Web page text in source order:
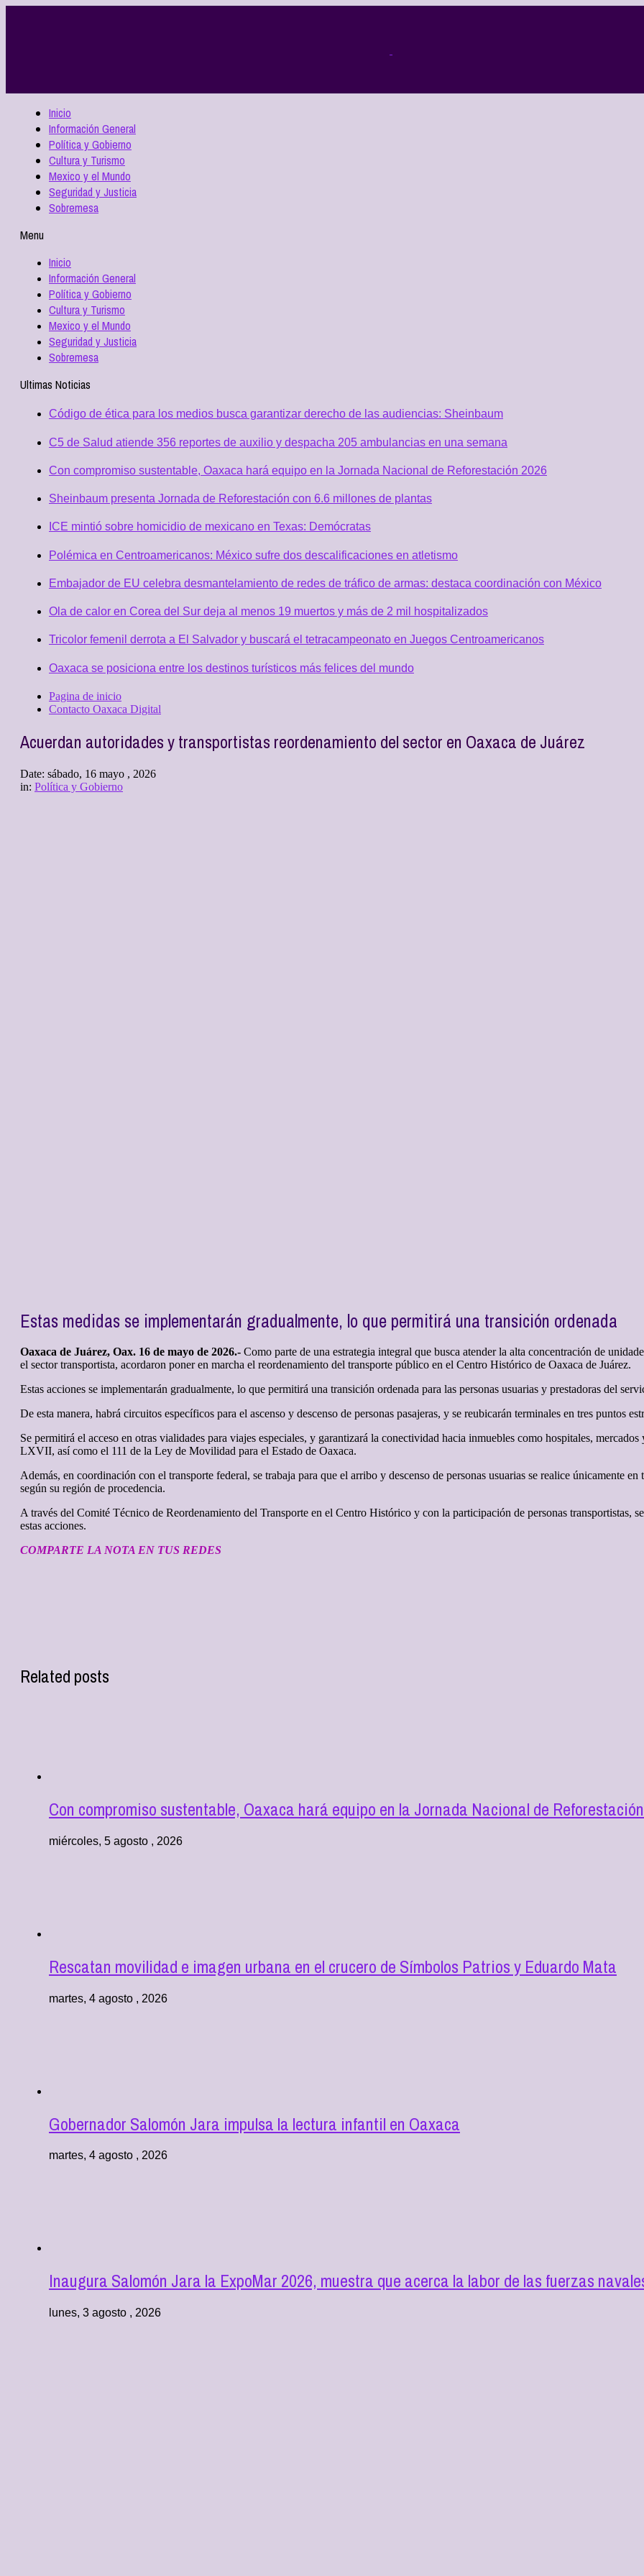
Inicio
Información General
Política y Gobierno
Cultura y Turismo
Mexico y el Mundo
Seguridad y Justicia
Sobremesa
Menu
Inicio
Información General
Política y Gobierno
Cultura y Turismo
Mexico y el Mundo
Seguridad y Justicia
Sobremesa
Ultimas Noticias
Código de ética para los medios busca garantizar derecho de las audiencias: Sheinbaum
C5 de Salud atiende 356 reportes de auxilio y despacha 205 ambulancias en una semana
Con compromiso sustentable, Oaxaca hará equipo en la Jornada Nacional de Reforestación 2026
Sheinbaum presenta Jornada de Reforestación con 6.6 millones de plantas
ICE mintió sobre homicidio de mexicano en Texas: Demócratas
Polémica en Centroamericanos: México sufre dos descalificaciones en atletismo
Embajador de EU celebra desmantelamiento de redes de tráfico de armas: destaca coordinación con México
Ola de calor en Corea del Sur deja al menos 19 muertos y más de 2 mil hospitalizados
Tricolor femenil derrota a El Salvador y buscará el tetracampeonato en Juegos Centroamericanos
Oaxaca se posiciona entre los destinos turísticos más felices del mundo
Pagina de inicio
Contacto Oaxaca Digital
Acuerdan autoridades y transportistas reordenamiento del sector en Oaxaca de Juárez
Date: sábado, 16 mayo , 2026
in: Política y Gobierno
Estas medidas se implementarán gradualmente, lo que permitirá una transición ordenada
Oaxaca de Juárez, Oax. 16 de mayo de 2026.- Como parte de una estrategia integral que busca atender la alta concentración de
el sector transportista, acordaron poner en marcha el reordenamiento del transporte público en el Centro Histórico de Oaxaca de Juárez.
Estas acciones se implementarán gradualmente, lo que permitirá una transición ordenada para las personas usuarias y prestadoras del
De esta manera, habrá circuitos específicos para el ascenso y descenso de personas pasajeras, y se reubicarán terminales en tres puntos
Se permitirá el acceso en otras vialidades para viajes especiales, y garantizará la conectividad hacia inmuebles como hospitales,
LXVII, así como el 111 de la Ley de Movilidad para el Estado de Oaxaca.
Además, en coordinación con el transporte federal, se trabaja para que el arribo y descenso de personas usuarias se realice únicamente
según su región de procedencia.
A través del Comité Técnico de Reordenamiento del Transporte en el Centro Histórico y con la participación de personas transportistas,
estas acciones.
COMPARTE LA NOTA EN TUS REDES
Related posts
Con compromiso sustentable, Oaxaca hará equipo en la Jornada Nacional de
miércoles, 5 agosto , 2026
Rescatan movilidad e imagen urbana en el crucero de Símbolos Patrios y Eduardo Mata
martes, 4 agosto , 2026
Gobernador Salomón Jara impulsa la lectura infantil en Oaxaca
martes, 4 agosto , 2026
Inaugura Salomón Jara la ExpoMar 2026, muestra que acerca la labor de las fuerzas
lunes, 3 agosto , 2026